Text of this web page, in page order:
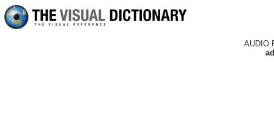
AUDIO